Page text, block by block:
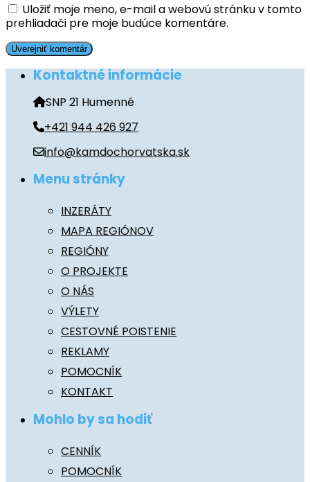
Uložiť moje meno, e-mail a webovú stránku v tomto
prehliadači pre moje budúce komentáre.
Kontaktné informácie
SNP 21 Humenné
+421 944 426 927
info@kamdochorvatska.sk
Menu stránky
INZERÁTY
MAPA REGIÓNOV
REGIÓNY
O PROJEKTE
O NÁS
VÝLETY
CESTOVNÉ POISTENIE
REKLAMY
POMOCNÍK
KONTAKT
Mohlo by sa hodiť
CENNÍK
POMOCNÍK